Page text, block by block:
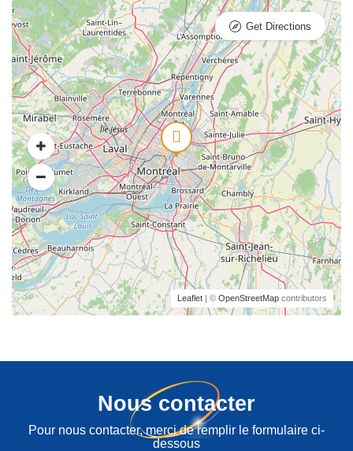
Leaflet | © OpenStreetMap contributors
Get Directions
Nous contacter
Pour nous contacter, merci de remplir le formulaire ci-
dessous